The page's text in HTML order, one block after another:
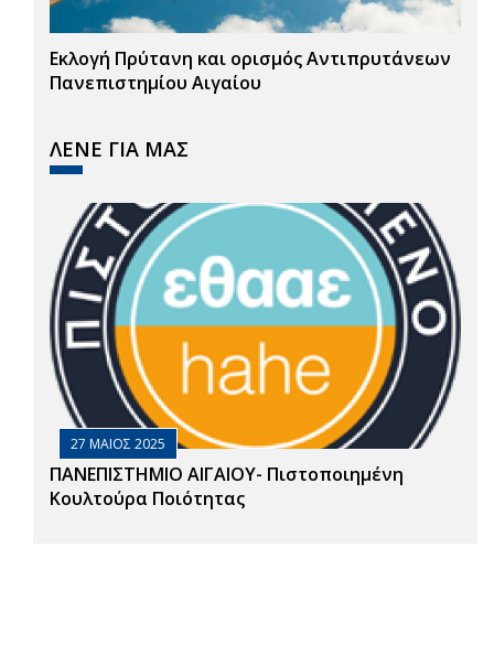
Εκλογή Πρύτανη και ορισμός Αντιπρυτάνεων
Πανεπιστημίου Αιγαίου
ΛΕΝΕ ΓΙΑ ΜΑΣ
27 ΜΑΙΟΣ 2025
ΠΑΝΕΠΙΣΤΗΜΙΟ ΑΙΓΑΙΟΥ- Πιστοποιημένη
Κουλτούρα Ποιότητας